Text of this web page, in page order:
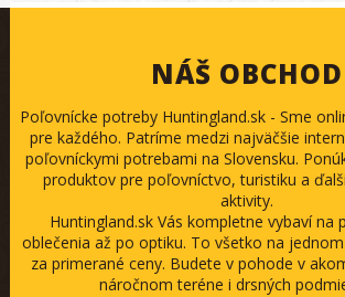
NÁŠ OBCHOD
Poľovnícke potreby Huntingland.sk - Sme
pre každého. Patríme medzi najväčšie
poľovníckymi potrebami na Slovensku.
produktov pre poľovníctvo, turistiku a
aktivity.
Huntingland.sk Vás kompletne vybaví na
oblečenia až po optiku. To všetko na
za primerané ceny. Budete v pohode v
náročnom teréne i drsných